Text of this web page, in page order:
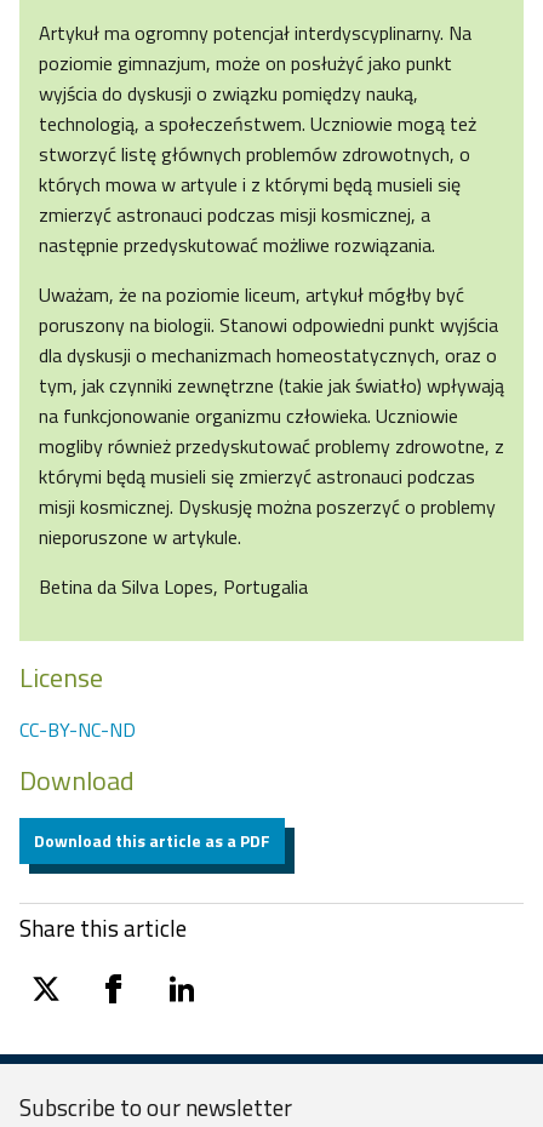
Artykuł ma ogromny potencjał interdyscyplinarny. Na
poziomie gimnazjum, może on posłużyć jako punkt
wyjścia do dyskusji o związku pomiędzy nauką,
technologią, a społeczeństwem. Uczniowie mogą też
stworzyć listę głównych problemów zdrowotnych, o
których mowa w artyule i z którymi będą musieli się
zmierzyć astronauci podczas misji kosmicznej, a
następnie przedyskutować możliwe rozwiązania.
Uważam, że na poziomie liceum, artykuł mógłby być
poruszony na biologii. Stanowi odpowiedni punkt wyjścia
dla dyskusji o mechanizmach homeostatycznych, oraz o
tym, jak czynniki zewnętrzne (takie jak światło) wpływają
na funkcjonowanie organizmu człowieka. Uczniowie
mogliby również przedyskutować problemy zdrowotne, z
którymi będą musieli się zmierzyć astronauci podczas
misji kosmicznej. Dyskusję można poszerzyć o problemy
nieporuszone w artykule.
Betina da Silva Lopes, Portugalia
License
CC-BY-NC-ND
Download
Download this article as a PDF
Share this article
twitter facebooklinkedin
Subscribe to ournewsletter